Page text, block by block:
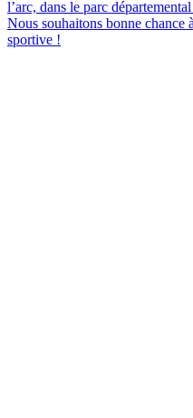
l’arc, dans le parc
Nous souhaitons bonne chance
sportive !